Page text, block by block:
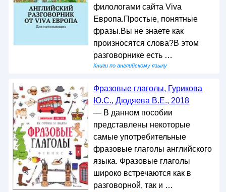
филологами сайта Viva
Европа.Простые, понятные
фразы.Вы не знаете как
произносятся слова?В этом
разговорнике есть …
Книги по английскому языку
Фразовые глаголы, Гурикова
Ю.С., Дюдяева В.Е., 2018
— В данном пособии
представлены некоторые
самые употребительные
фразовые глаголы английского
языка. Фразовые глаголы
широко встречаются как в
разговорной, так и …